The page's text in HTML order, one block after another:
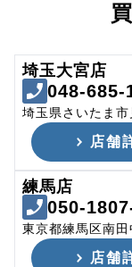
埼玉大宮店
048-685-
埼玉県さいたま
店舗
練馬店
050-
東京都練馬区南
店舗